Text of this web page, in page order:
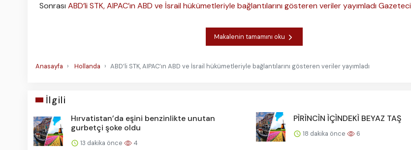
Sonrası ABD’li STK, AIPAC’ın ABD ve İsrail hükümetleriyle bağlantılarını gösteren veriler yayımladı Gazeteci
Makalenin tamamını oku
Anasayfa Hollanda ABD’li STK, AIPAC’ın ABD ve İsrail hükümetleriyle bağlantılarını gösteren veriler yayımladı
İlgili
Hırvatistan’da eşini benzinlikte unutan
gurbetçi şoke oldu
13 dakika önce 4
PÌRÌNCÌN ÌÇÌNDEKÌ BEYAZ TAŞ
18 dakika önce 6